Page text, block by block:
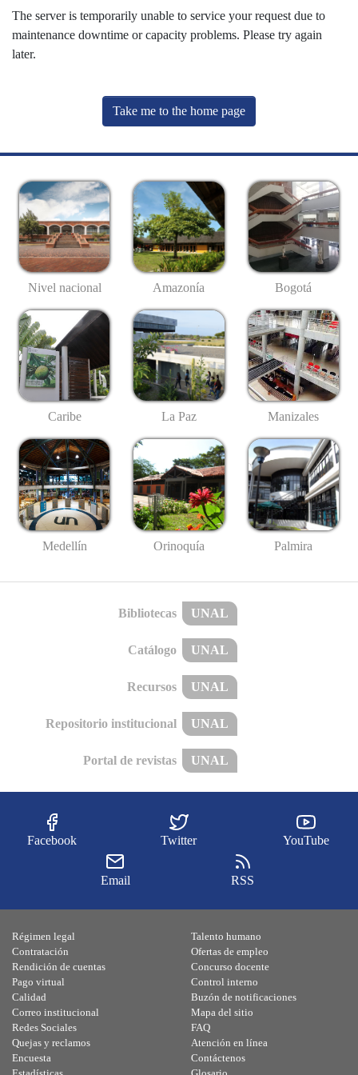
The server is temporarily unable to service your request due to
maintenance downtime or capacity problems. Please try again
later.
Take me to the home page
Nivel nacional Amazonía Bogotá
Caribe La Paz Manizales
Medellín Orinoquía Palmira
Bibliotecas UNAL
Catálogo UNAL
Recursos UNAL
Repositorio institucional UNAL
Portal de revistas UNAL
Facebook Twitter YouTube
Email RSS
Régimen legal
Contratación
Rendición de cuentas
Pago virtual
Calidad
Talento humano
Ofertas de empleo
Concurso docente
Control interno
Buzón de notificaciones
Correo institucional
Redes Sociales
Quejas y reclamos
Encuesta
Mapa del sitio
FAQ
Atención en línea
Contáctenos